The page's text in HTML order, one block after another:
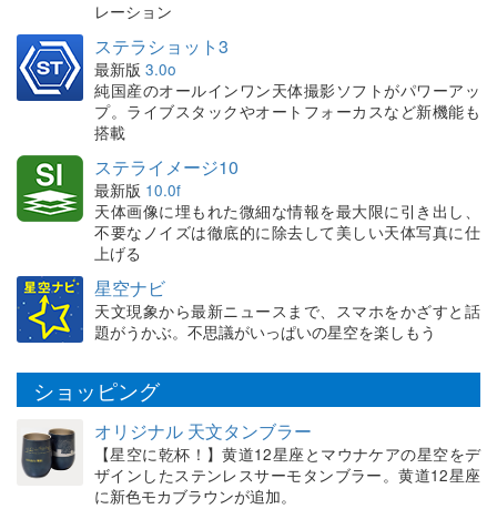
レーション
ステラショット3
最新版 3.0o
純国産のオールインワン天体撮影ソフトがパワーアッ
プ。ライブスタックやオートフォーカスなど新機能も
搭載
ステライメージ10
最新版 10.0f
天体画像に埋もれた微細な情報を最大限に引き出し、
不要なノイズは徹底的に除去して美しい天体写真に仕
上げる
星空ナビ
天文現象から最新ニュースまで、スマホをかざすと話
題がうかぶ。不思議がいっぱいの星空を楽しもう
ショッピング
オリジナル 天文タンブラー
【星空に乾杯！】黄道12星座とマウナケアの星空をデ
ザインしたステンレスサーモタンブラー。黄道12星座
に新色モカブラウンが追加。